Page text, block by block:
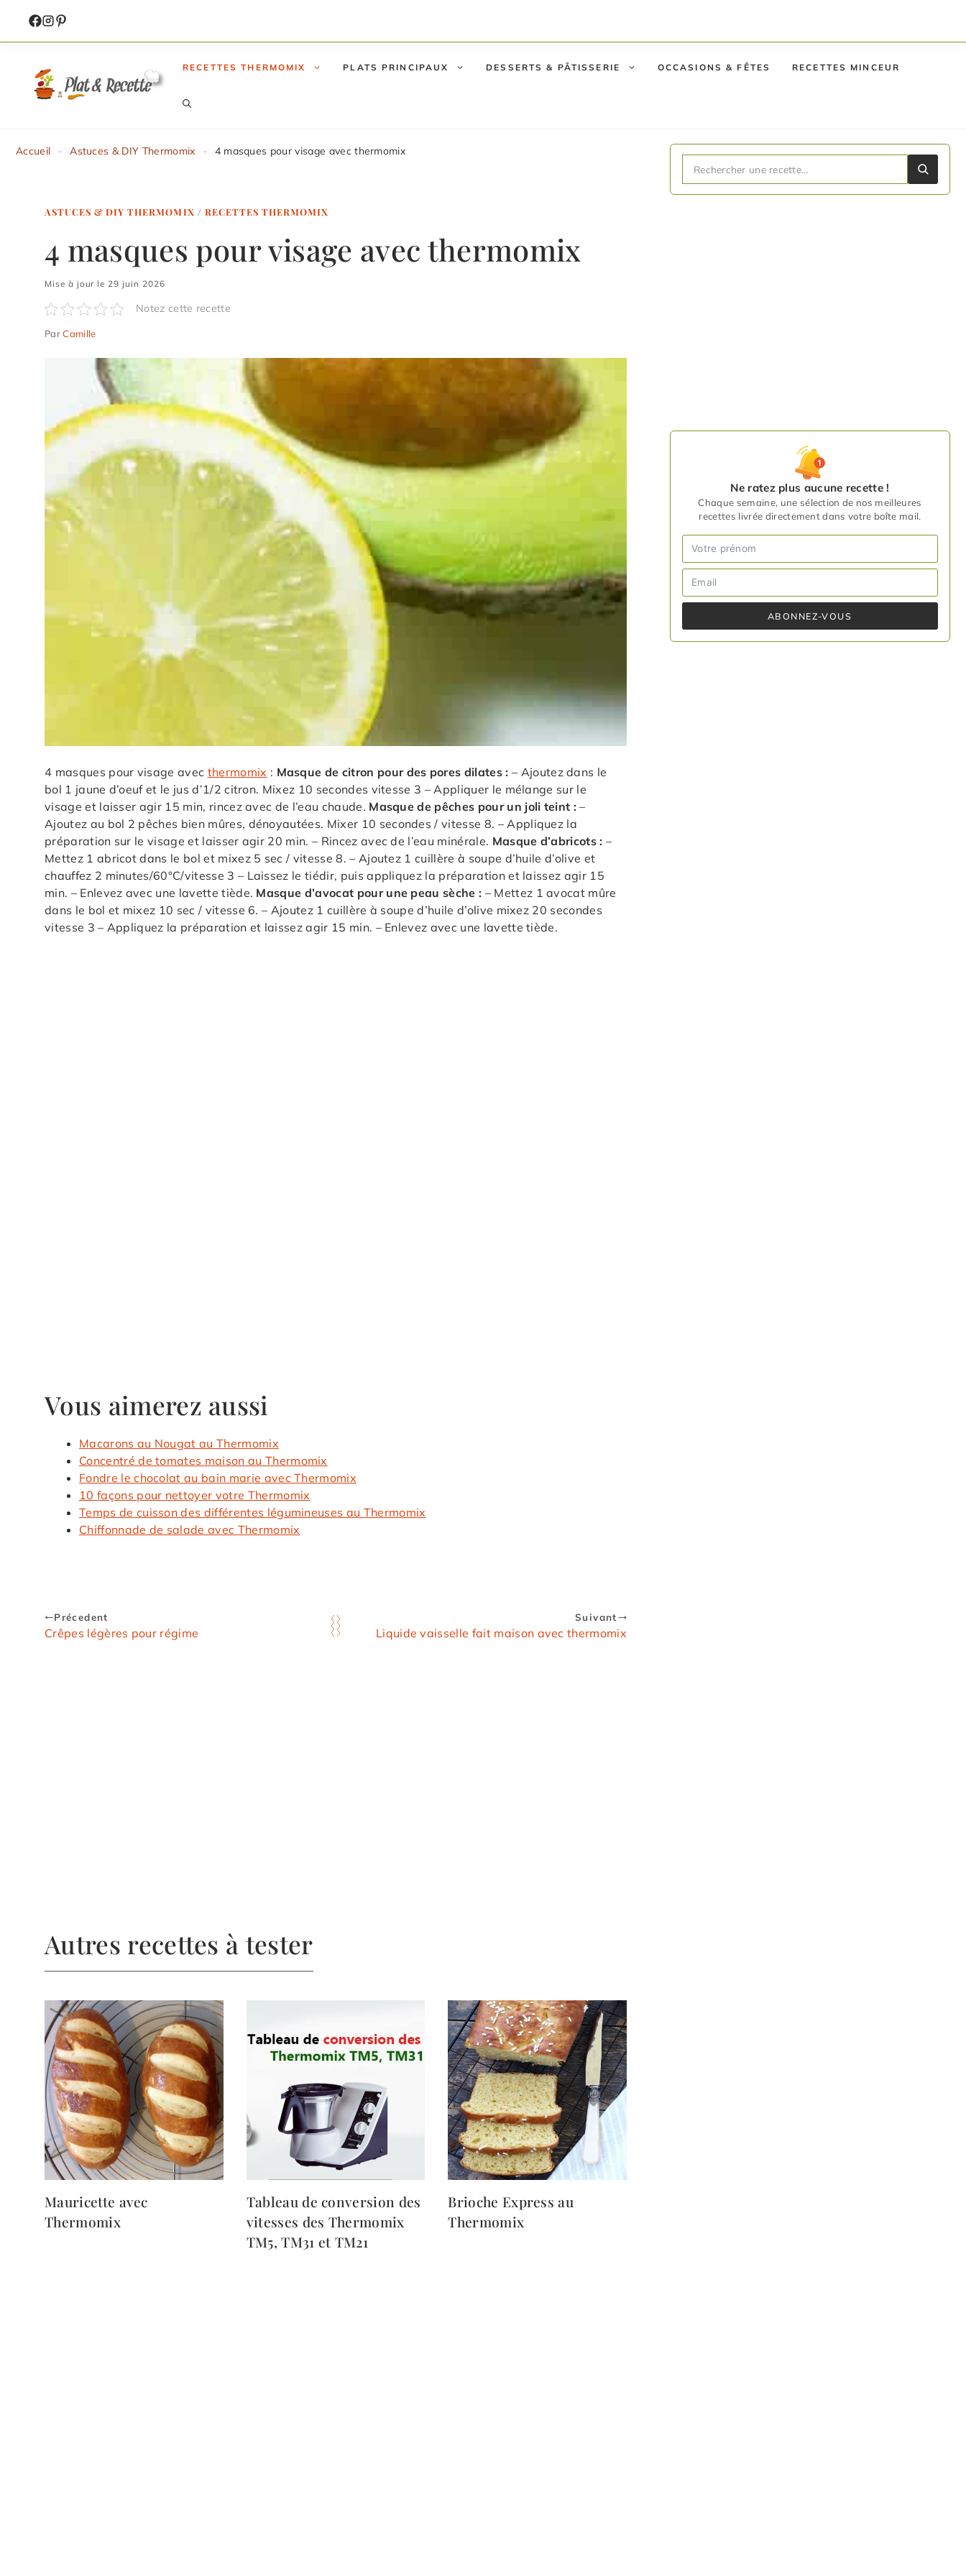
contenu
RECETTES THERMOMIX PLATS PRINCIPAUX DESSERTS & PÂTISSERIE OCCASIONS & FÊTES RECETTES MINCEUR
Accueil - Astuces & DIY Thermomix - 4 masques pour visage avec thermomix
ASTUCES & DIY THERMOMIX / RECETTES THERMOMIX
4 masques pour visage avec thermomix
Mise à jour le 29 juin 2026
Notez cette recette
ParCamille
4 masques pour visage avec thermomix : Masque de citron pour des pores dilates : – Ajoutez dans le
bol 1 jaune d’oeuf et le jus d’1/2 citron. Mixez 10 secondes vitesse 3 – Appliquer le mélange sur le
visage et laisser agir 15 min, rincez avec de l’eau chaude. Masque de pêches pour un joli teint : –
Ajoutez au bol 2 pêches bien mûres, dénoyautées. Mixer 10 secondes / vitesse 8. – Appliquez la
préparation sur le visage et laisser agir 20 min. – Rincez avec de l’eau minérale. Masque d’abricots : –
Mettez 1 abricot dans le bol et mixez 5 sec / vitesse 8. – Ajoutez 1 cuillère à soupe d’huile d’olive et
chauffez 2 minutes/60°C/vitesse 3 – Laissez le tiédir, puis appliquez la préparation et laissez agir 15
min. – Enlevez avec une lavette tiède. Masque d’avocat pour une peau sèche : – Mettez 1 avocat mûre
dans le bol et mixez 10 sec / vitesse 6. – Ajoutez 1 cuillère à soupe d’huile d’olive mixez 20 secondes
vitesse 3 – Appliquez la préparation et laissez agir 15 min. – Enlevez avec une lavette tiède.
Vous aimerez aussi
Macarons au Nougat au Thermomix
Concentré de tomates maison au Thermomix
Fondre le chocolat au bain marie avec Thermomix
10 façons pour nettoyer votre Thermomix
Temps de cuisson des différentes légumineuses au Thermomix
Chiffonnade de salade avec Thermomix
Précedent
Crêpes légères pour régime
Suivant
Liquide vaisselle fait maison avec thermomix
Autres recettes à tester
Mauricette avec
Thermomix
Tableau de conversion des
vitesses des Thermomix
TM5, TM31 et TM21
Brioche Express au
Thermomix
Ne ratez plus aucune recette !
Chaque semaine, une sélection de nos meilleures
recettes livrée directement dans votre boîte mail.
ABONNEZ-VOUS